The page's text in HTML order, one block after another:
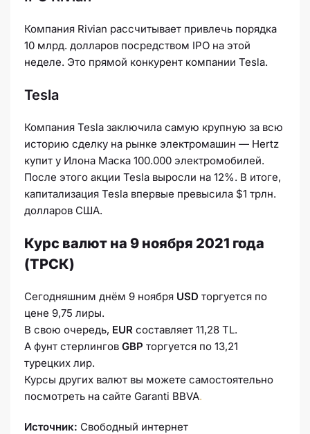
Компания Rivian рассчитывает привлечь порядка
10 млрд. долларов посредством IPO на этой
неделе. Это прямой конкурент компании Tesla.
Tesla
Компания Tesla заключила самую крупную за всю
историю сделку на рынке электромашин — Hertz
купит у Илона Маска 100.000 электромобилей.
После этого акции Tesla выросли на 12%. В итоге,
капитализация Tesla впервые превысила $1 трлн.
долларов США.
Курс валют на 9 ноября 2021 года
(ТРСК)
Сегодняшним днём 9 ноября USD торгуется по
цене 9,75 лиры.
В свою очередь, EUR составляет 11,28 TL.
А фунт стерлингов GBP торгуется по 13,21
турецких лир.
Курсы других валют вы можете самостоятельно
посмотреть на сайте Garanti BBVA.
Источник: Свободный интернет